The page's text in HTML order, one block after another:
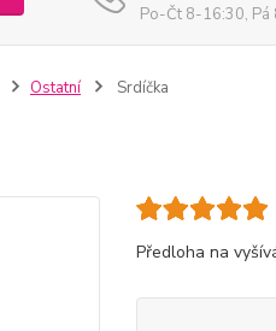
Po-Čt 8-16:30,
Ostatní Srdíčka
Předloha na